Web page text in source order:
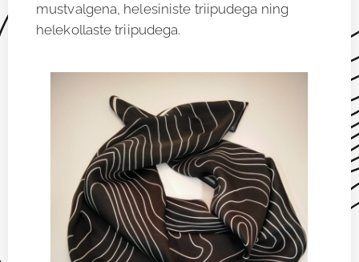
mustvalgena, helesiniste triipudega ning
helekollaste triipudega.